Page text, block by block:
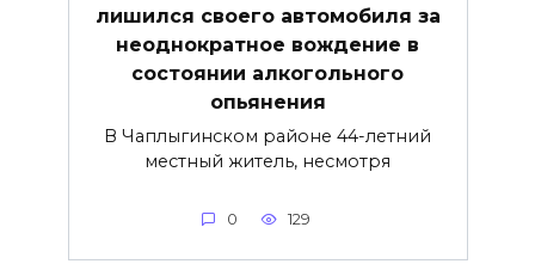
лишился своего автомобиля за
неоднократное вождение в
состоянии алкогольного
опьянения
В Чаплыгинском районе 44-летний
местный житель, несмотря
0 129